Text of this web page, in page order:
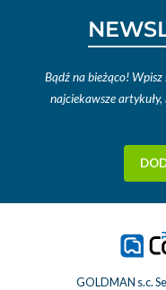
Bądź na bieżąco!
najciekawsze
GOLDMAN s.c.